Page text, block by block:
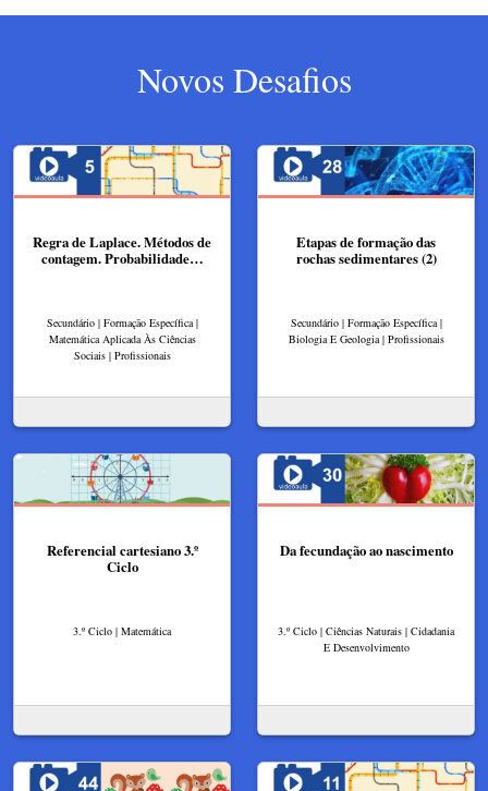
Novos Desafios
Regra de Laplace. Métodos de
contagem. Probabilidade…
Secundário | Formação Específica |
Matemática Aplicada Às Ciências
Sociais | Profissionais
Etapas de formação das
rochas sedimentares (2)
Secundário | Formação Específica |
Biologia E Geologia | Profissionais
Referencial cartesiano 3.º
Ciclo
3.º Ciclo | Matemática
Da fecundação ao nascimento
3.º Ciclo | Ciências Naturais | Cidadania
E Desenvolvimento